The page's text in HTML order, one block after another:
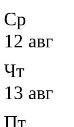
Ср
12 авг
Чт
13 авг
Пт